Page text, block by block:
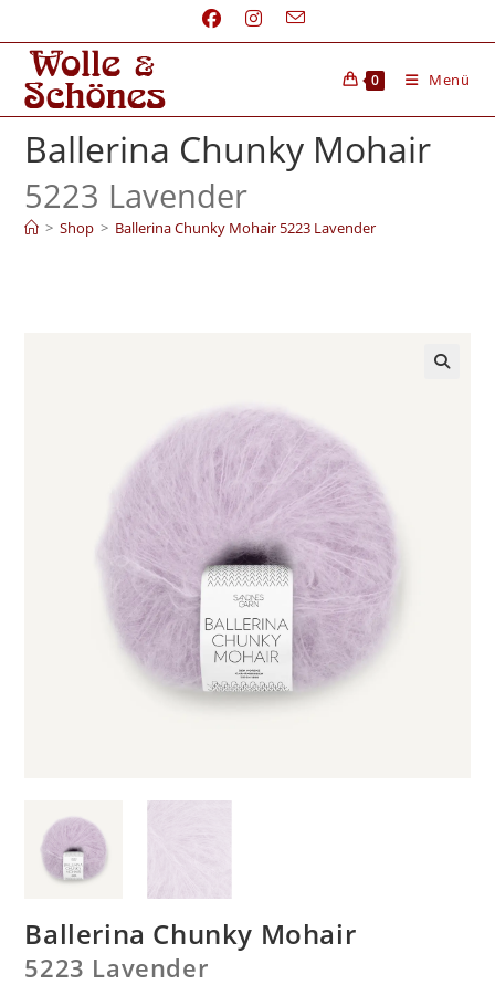
0 Menü
Ballerina Chunky Mohair
5223 Lavender
> Shop > Ballerina Chunky Mohair 5223 Lavender
Ballerina Chunky Mohair
5223 Lavender